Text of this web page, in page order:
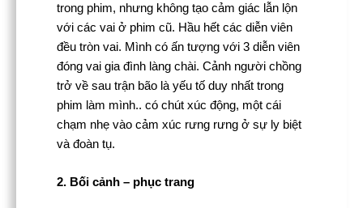
trong phim, nhưng không tạo cảm giác lẫn lộn
với các vai ở phim cũ. Hầu hết các diễn viên
đều tròn vai. Mình có ấn tượng với 3 diễn viên
đóng vai gia đình làng chài. Cảnh người chồng
trở về sau trận bão là yếu tố duy nhất trong
phim làm mình.. có chút xúc động, một cái
chạm nhẹ vào cảm xúc rưng rưng ở sự ly biệt
và đoàn tụ.
2. Bối cảnh – phục trang